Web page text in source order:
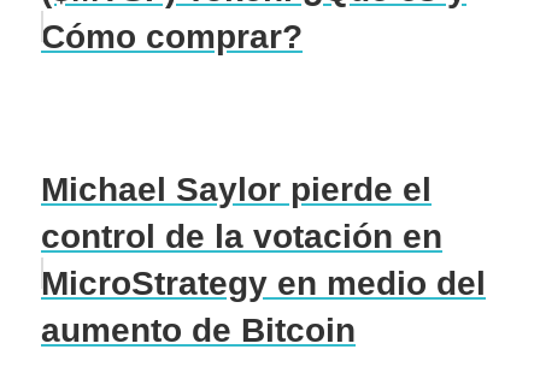
Cómo comprar?
Michael Saylor pierde el
control de la votación en
MicroStrategy en medio del
aumento de Bitcoin